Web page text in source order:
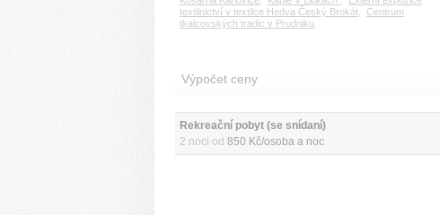
textilnictví v textilce Hedva Český Brokát
Centrum
tkalcovských tradic v Prudniku
Výpočet ceny
Rekreační pobyt (se snídaní)
2 noci od 850 Kč/osoba a noc